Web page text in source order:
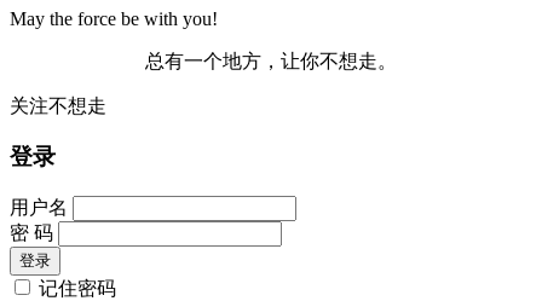
May the force be with you!
总有一个地方，让你不想走。
关注不想走
登录
用户名
密 码
记住密码